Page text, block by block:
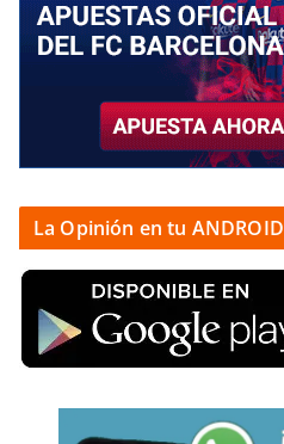
La Opinión en tu ANDROID